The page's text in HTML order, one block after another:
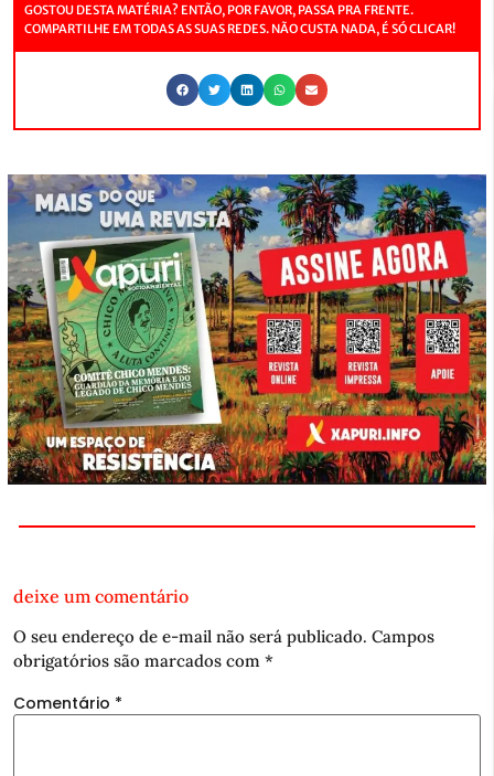
GOSTOU DESTA MATÉRIA? ENTÃO, POR FAVOR, PASSA PRA FRENTE.
COMPARTILHE EM TODAS AS SUAS REDES. NÃO CUSTA NADA, É SÓ CLICAR!
deixe um comentário
O seu endereço de e-mail não será publicado. Campos
obrigatórios são marcados com *
Comentário *